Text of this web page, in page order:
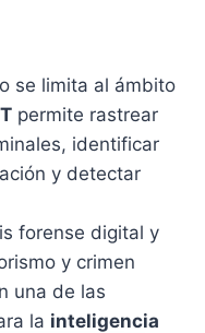
se limita al ámbito
permite rastrear
identificar
y detectar
forense digital y
y crimen
una de las
la inteligencia